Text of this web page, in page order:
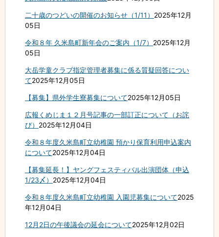
二十歳のつどいの開催のお知らせ（1/11） 2025年12月
05日
令和８年 久米島町新年会のご案内（1/7） 2025年12月
05日
大岳学童クラブ指定管理者募集に係る質疑回答につい
て2025年12月05日
【募集】県外学生寮募集について2025年12月05日
広報くめじま１２月号記事の一部訂正について（お詫
び） 2025年12月04日
令和８年度久米島町立幼稚園 預かり保育利用申込案内
について2025年12月04日
【募集延長！】ヤングフェスティバル出演団体（申込
1/23〆） 2025年12月04日
令和８年度久米島町立幼稚園 入園児募集について2025
年12月04日
12月2日の午後議会の延会について2025年12月02日